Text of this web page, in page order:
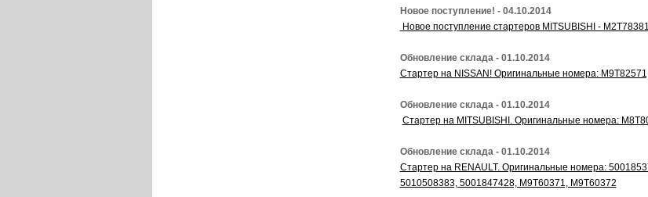
Новое поступление! - 04.10.2014
Новое поступление стартеров MITSUBISHI -
Обновление склада - 01.10.2014
Стартер на NISSAN! Оригинальные номера:
Обновление склада - 01.10.2014
Стартер на MITSUBISHI. Оригинальные номера:
Обновление склада - 01.10.2014
Стартер на RENAULT. Оригинальные номера:
5010508383, 5001847428, M9T60371, M9T60372